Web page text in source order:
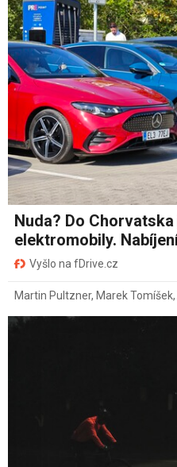
Nuda? Do
elektromobily.
Vyšlo na fDrive.cz
Martin Pultzner, Marek Tomíšek,